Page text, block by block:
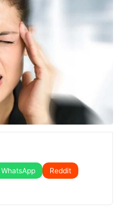
WhatsApp
Reddit